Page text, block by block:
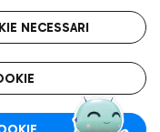
il servizio di taxi a
NECESSARI